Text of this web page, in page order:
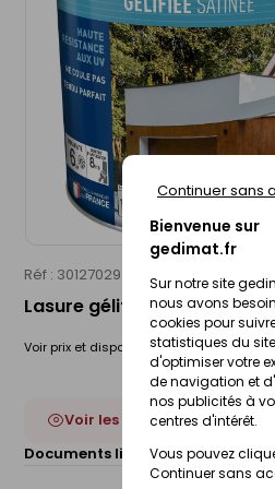
Bienvenue sur
gedimat.fr
Sur notre site
nous avons
cookies pour
statistiques du
d'optimiser votre
de navigation et
nos publicités à
centres d'intérêt.
Vous pouvez
Continuer sans
Continuer sans
Réf : 30127029 BLANCHON
Lasure gélifiée satin chêne
Voir prix et disponibilité en magasin
Voir les 12 déclinaisons
Documents liés :
Fiche technique